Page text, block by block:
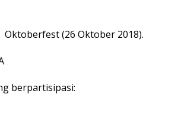
Oktoberfest (26 Oktober 2018).
berpartisipasi: